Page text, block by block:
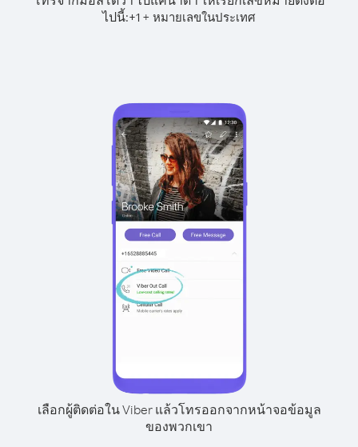
ไปนี้:+1 + หมายเลขในประเทศ
เลือกผู้ติดต่อใน Viber แล้วโทรออกจากหน้าจอข้อมูล
ของพวกเขา